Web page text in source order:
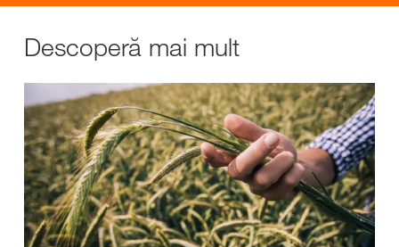
Descoperă mai mult